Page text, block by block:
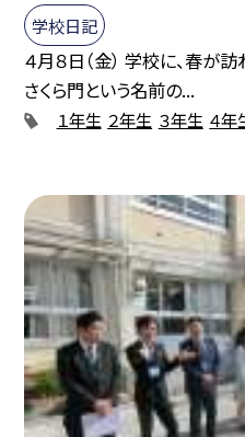
学校日記
４月８日（金） 学校に、春が
さくら門という名前の...
１年生 ２年生 ３年生 ４年